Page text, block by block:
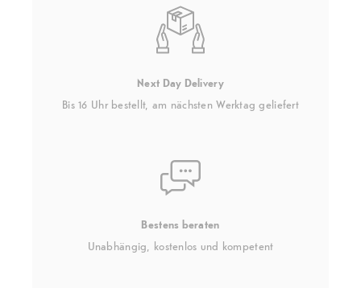
Next Day Delivery
Bis 16 Uhr bestellt, am nächsten Werktag geliefert
Bestens beraten
Unabhängig, kostenlos und kompetent